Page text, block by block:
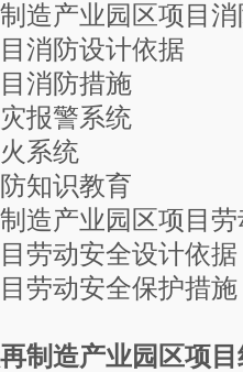
产业园区项目消
防设计依据
防措施
警系统
统
识教育
产业园区项目劳
安全设计依据
安全保护措施
制造产业园区项目